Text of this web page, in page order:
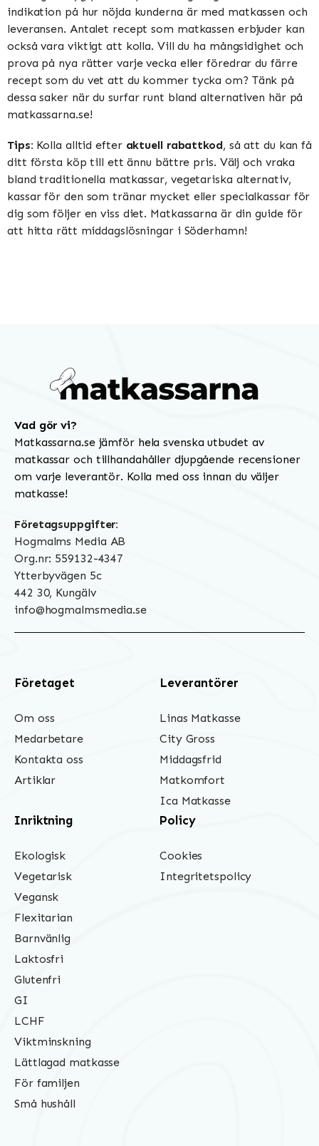
indikation på hur nöjda kunderna är med matkassen och
leveransen. Antalet recept som matkassen erbjuder kan
också vara viktigt att kolla. Vill du ha mångsidighet och
prova på nya rätter varje vecka eller föredrar du färre
recept som du vet att du kommer tycka om? Tänk på
dessa saker när du surfar runt bland alternativen här på
matkassarna.se!
Tips: Kolla alltid efter aktuell rabattkod, så att du kan få
ditt första köp till ett ännu bättre pris. Välj och vraka
bland traditionella matkassar, vegetariska alternativ,
kassar för den som tränar mycket eller specialkassar för
dig som följer en viss diet. Matkassarna är din guide för
att hitta rätt middagslösningar i Söderhamn!
Vad gör vi?
Matkassarna.se jämför hela svenska utbudet av
matkassar och tillhandahåller djupgående recensioner
om varje leverantör. Kolla med oss innan du väljer
matkasse!
Företagsuppgifter:
Hogmalms Media AB
Org.nr: 559132-4347
Ytterbyvägen 5c
442 30, Kungälv
info@hogmalmsmedia.se
Företaget
Om oss
Medarbetare
Kontakta oss
Artiklar
Leverantörer
Linas Matkasse
City Gross
Middagsfrid
Matkomfort
Ica Matkasse
Inriktning
Ekologisk
Vegetarisk
Vegansk
Flexitarian
Barnvänlig
Laktosfri
Glutenfri
GI
LCHF
Viktminskning
Lättlagad matkasse
För familjen
Små hushåll
Policy
Cookies
Integritetspolicy